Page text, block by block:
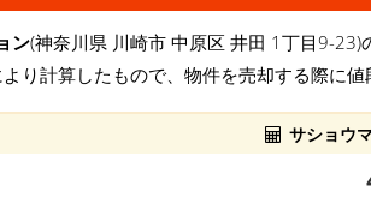
ン(神奈川県 川崎市 中原区 井田 1丁目9-23)
り計算したもので、物件を売却する際に
サショウ